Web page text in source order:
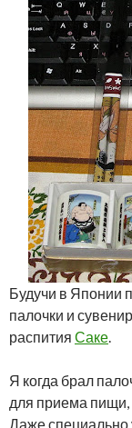
Будучи в Японии
палочки и
распития Саке.
Я когда брал
для приема пищи,
Даже специально